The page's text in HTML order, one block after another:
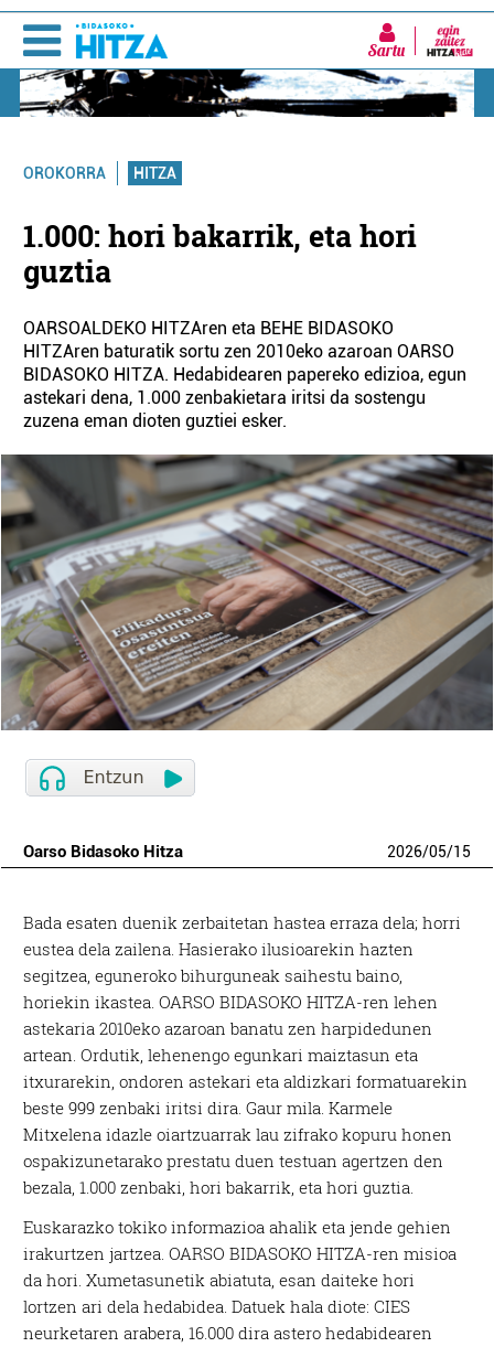
Sartu
OROKORRA HITZA
1.000: hori bakarrik, eta hori
guztia
OARSOALDEKO HITZAren eta BEHE BIDASOKO
HITZAren baturatik sortu zen 2010eko azaroan OARSO
BIDASOKO HITZA. Hedabidearen papereko edizioa, egun
astekari dena, 1.000 zenbakietara iritsi da sostengu
zuzena eman dioten guztiei esker.
Oarso Bidasoko Hitza 2026/05/15
Bada esaten duenik zerbaitetan hastea erraza dela; horri
eustea dela zailena. Hasierako ilusioarekin hazten
segitzea, eguneroko bihurguneak saihestu baino,
horiekin ikastea.OARSO BIDASOKO HITZA-ren lehen
astekaria 2010eko azaroan banatu zen harpidedunen
artean. Ordutik, lehenengo egunkari maiztasun eta
itxurarekin, ondoren astekari eta aldizkari formatuarekin
beste 999 zenbaki iritsi dira. Gaur mila. Karmele
Mitxelena idazle oiartzuarrak lau zifrako kopuru honen
ospakizunetarako prestatu duen testuan agertzen den
bezala, 1.000 zenbaki, hori bakarrik, eta hori guztia.
Euskarazko tokiko informazioa ahalik eta jende gehien
irakurtzen jartzea.OARSO BIDASOKO HITZA-ren misioa
da hori. Xumetasunetik abiatuta, esan daiteke hori
lortzen ari dela hedabidea. Datuek hala diote: CIES
neurketaren arabera, 16.000 dira astero hedabidearen